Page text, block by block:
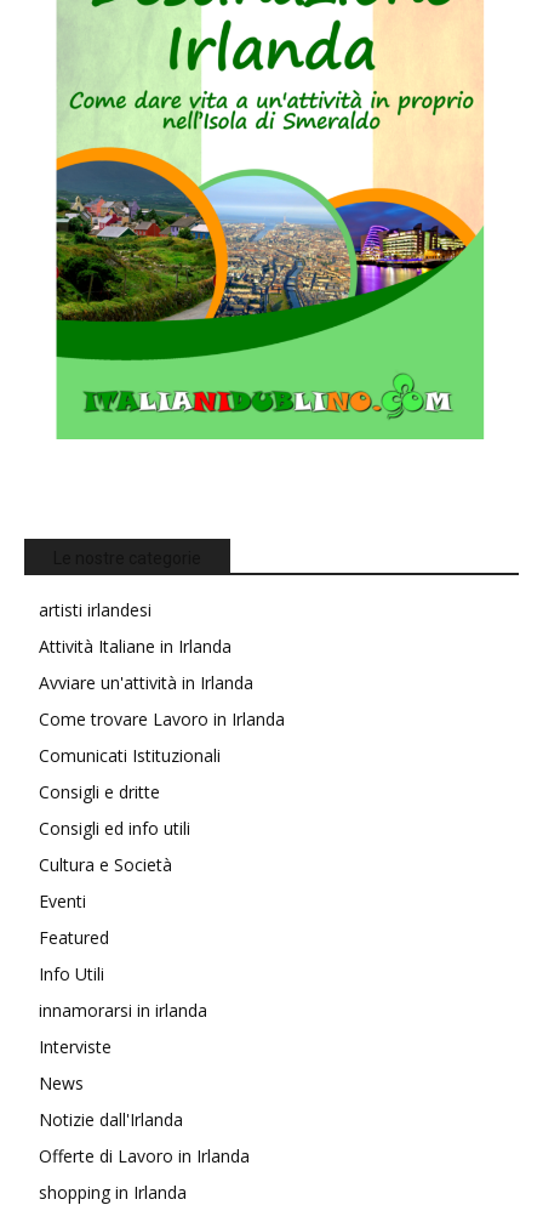
artisti irlandesi
Attività Italiane in Irlanda
Avviare un'attività in Irlanda
Come trovare Lavoro in Irlanda
Comunicati Istituzionali
Consigli e dritte
Consigli ed info utili
Cultura e Società
Eventi
Featured
Info Utili
innamorarsi in irlanda
Interviste
News
Notizie dall'Irlanda
Offerte di Lavoro in Irlanda
shopping in Irlanda